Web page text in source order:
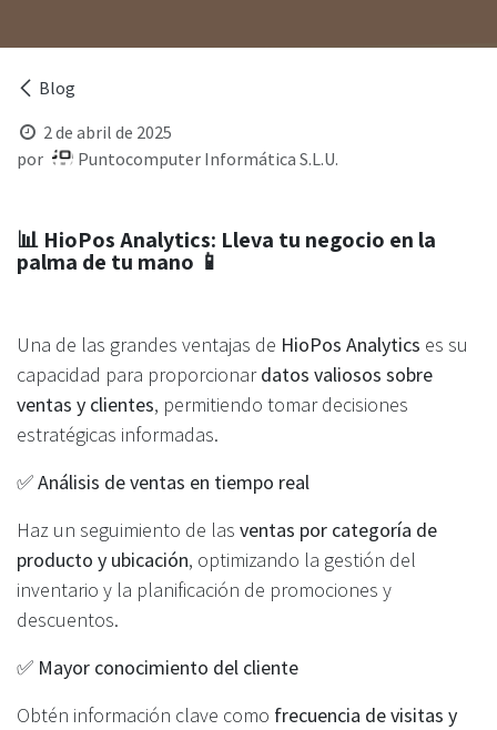
Blog
2 de abril de 2025
por
Puntocomputer Informática S.L.U.
📊 HioPos Analytics: Lleva tu negocio en la
palma de tu mano 📱
Una de las grandes ventajas de HioPos Analytics es su
capacidad para proporcionardatos valiosos sobre
ventas y clientes, permitiendo tomar decisiones
estratégicas informadas.
✅Análisis de ventas en tiempo real
Haz un seguimiento de las ventas por categoría de
producto y ubicación, optimizando la gestión del
inventario y la planificación de promociones y
descuentos.
✅ Mayor conocimiento del cliente
Obtén información clave como frecuencia de visitas y